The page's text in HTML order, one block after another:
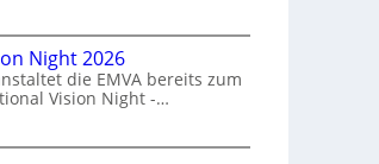
Night 2026
die EMVA bereits zum
Vision Night -…